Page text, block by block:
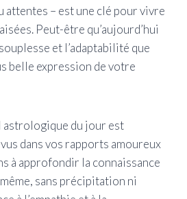
– est une clé pour vivre
Peut-être qu’aujourd’hui
et l’adaptabilité que
belle expression de votre
astrologique du jour est
dans vos rapports amoureux
à approfondir la connaissance
sans précipitation ni